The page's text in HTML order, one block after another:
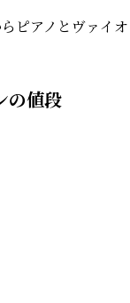
ピアノとヴァイ
の値段